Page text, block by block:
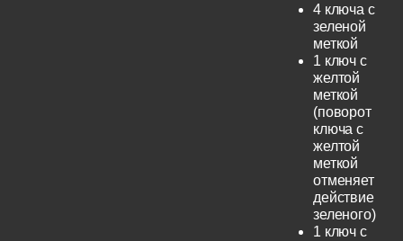
4 ключа с
зеленой
меткой
1 ключ с
желтой
меткой
(поворот
ключа с
желтой
меткой
отменяет
действие
зеленого)
1 ключ с